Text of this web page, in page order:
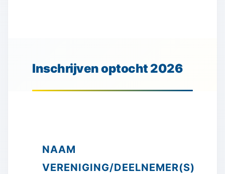
Inschrijven optocht 2026
NAAM
VERENIGING/DEELNEMER(S)